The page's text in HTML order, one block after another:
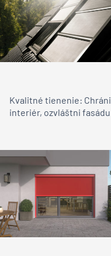
Kvalitné tienenie: Chráni
interiér, ozvláštni fasádu